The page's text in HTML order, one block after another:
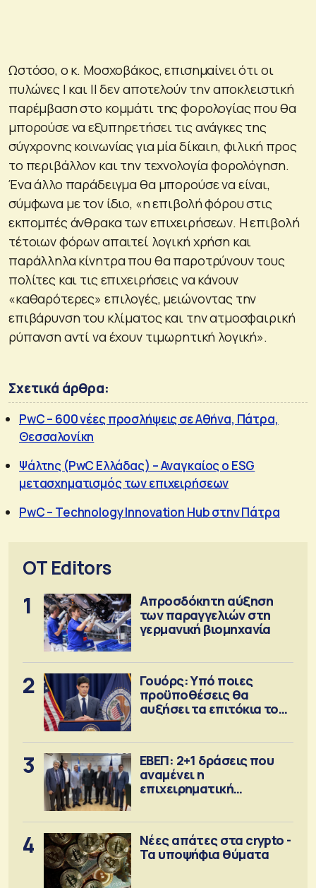
Ωστόσο, ο κ. Μοσχοβάκος, επισημαίνει ότι οι
πυλώνες Ι και ΙΙ δεν αποτελούν την αποκλειστική
παρέμβαση στο κομμάτι της φορολογίας που θα
μπορούσε να εξυπηρετήσει τις ανάγκες της
σύγχρονης κοινωνίας για μία δίκαιη, φιλική προς
το περιβάλλον και την τεχνολογία φορολόγηση.
Ένα άλλο παράδειγμα θα μπορούσε να είναι,
σύμφωνα με τον ίδιο, «η επιβολή φόρου στις
εκπομπές άνθρακα των επιχειρήσεων. Η επιβολή
τέτοιων φόρων απαιτεί λογική χρήση και
παράλληλα κίνητρα που θα παροτρύνουν τους
πολίτες και τις επιχειρήσεις να κάνουν
«καθαρότερες» επιλογές, μειώνοντας την
επιβάρυνση του κλίματος και την ατμοσφαιρική
ρύπανση αντί να έχουν τιμωρητική λογική».
Σχετικά άρθρα:
PwC – 600 νέες προσλήψεις σε Αθήνα, Πάτρα,
Θεσσαλονίκη
Ψάλτης (PwC Ελλάδας) – Αναγκαίος ο ESG
μετασχηματισμός των επιχειρήσεων
PwC – Technology Innovation Hub στην Πάτρα
OT Editors
1
Απροσδόκητη αύξηση
των παραγγελιών στη
γερμανική βιομηχανία
2
Γουόρς: Υπό ποιες
προϋποθέσεις θα
αυξήσει τα επιτόκια τον
3
ΕΒΕΠ: 2+1 δράσεις που
αναμένει η
επιχειρηματική
4
Νέες απάτες στα crypto -
Τα υποψήφια θύματα